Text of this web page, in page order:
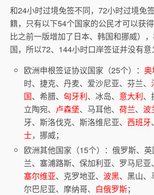
和24小时过境免签不同，72小时过境免
籍，只有以下54个国家的公民才可以获
比之前一版增加了日本、韩国和挪威）
国，所以72、144小时口岸签证并没有意
欧洲申根签证协议国家（25个）：奥
时、捷克、丹麦、爱沙尼亚、芬兰、
国、希腊、匈牙利、冰岛、 意大利、
立陶宛、 卢森堡、马耳他、荷兰、波
牙、斯洛伐克、斯洛维尼亚、 西班牙
士，挪威；
欧洲其他国家（15个）：俄罗斯、
兰、塞浦路斯、保加利亚、罗马尼亚
塞尔维亚、克罗地亚、波黑、黑山、
尔巴尼亚、摩纳哥、 白俄罗斯；